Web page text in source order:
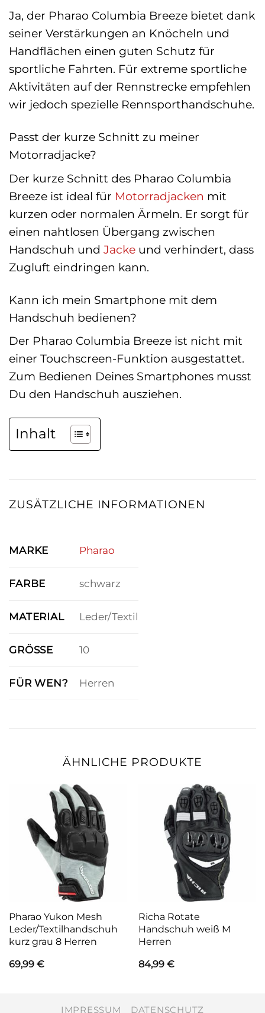
Ja, der Pharao Columbia Breeze bietet dank
seiner Verstärkungen an Knöcheln und
Handflächen einen guten Schutz für
sportliche Fahrten. Für extreme sportliche
Aktivitäten auf der Rennstrecke empfehlen
wir jedoch spezielle Rennsporthandschuhe.
Passt der kurze Schnitt zu meiner
Motorradjacke?
Der kurze Schnitt des Pharao Columbia
Breeze ist ideal für Motorradjacken mit
kurzen oder normalen Ärmeln. Er sorgt für
einen nahtlosen Übergang zwischen
Handschuh und Jacke und verhindert, dass
Zugluft eindringen kann.
Kann ich mein Smartphone mit dem
Handschuh bedienen?
Der Pharao Columbia Breeze ist nicht mit
einer Touchscreen-Funktion ausgestattet.
Zum Bedienen Deines Smartphones musst
Du den Handschuh ausziehen.
Inhalt
ZUSÄTZLICHE INFORMATIONEN
MARKE Pharao
FARBE schwarz
MATERIAL Leder/Textil
GRÖSSE 10
FÜR WEN? Herren
ÄHNLICHE PRODUKTE
Pharao Yukon Mesh
Leder/Textilhandschuh
kurz grau 8 Herren
69,99 €
Richa Rotate
Handschuh weiß M
Herren
84,99 €
IMPRESSUM DATENSCHUTZ